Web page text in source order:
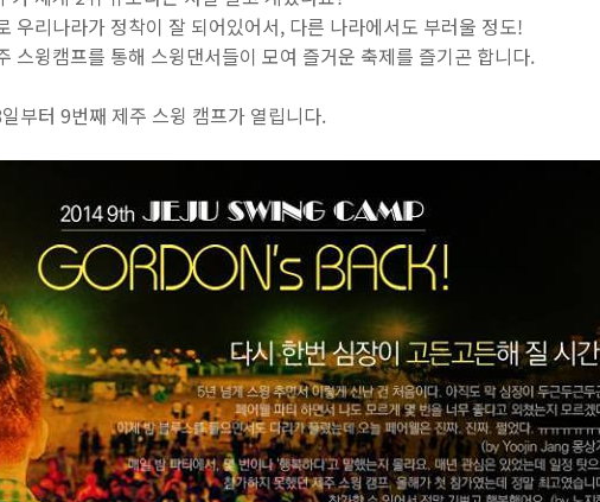
우리나라가 정착이 잘 되어있어서, 다른 나라에서도 부러울 정도!
스윙캠프를 통해 스윙댄서들이 모여 즐거운 축제를 즐기곤 합니다.
부터 9번째 제주 스윙 캠프가 열립니다.